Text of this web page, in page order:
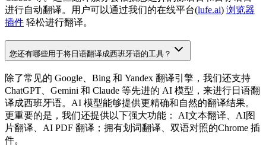
进行自动翻译。用户可以通过我们的在线平台(lufe.ai) 浏览器
插件 轻松进行翻译。
您还有哪些用于将日语翻译成西班牙语的工具？
除了常见的 Google、Bing 和 Yandex 翻译引擎，我们还支持
ChatGPT、Gemini 和 Claude 等先进的 AI 模型，来进行日语翻
译成西班牙语。AI 模型能够提供更精确和自然的翻译结果。
更重要的是，我们还提供以下强大功能： AI文本翻译、AI图
片翻译、AI PDF 翻译；拥有划词翻译、双语对照的Chrome 插
件。